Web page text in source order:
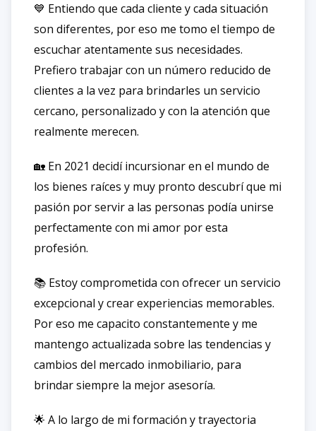
💙 Entiendo que cada cliente y cada situación
son diferentes, por eso me tomo el tiempo de
escuchar atentamente sus necesidades.
Prefiero trabajar con un número reducido de
clientes a la vez para brindarles un servicio
cercano, personalizado y con la atención que
realmente merecen.
🏡 En 2021 decidí incursionar en el mundo de
los bienes raíces y muy pronto descubrí que mi
pasión por servir a las personas podía unirse
perfectamente con mi amor por esta
profesión.
📚 Estoy comprometida con ofrecer un servicio
excepcional y crear experiencias memorables.
Por eso me capacito constantemente y me
mantengo actualizada sobre las tendencias y
cambios del mercado inmobiliario, para
brindar siempre la mejor asesoría.
🌟 A lo largo de mi formación y trayectoria